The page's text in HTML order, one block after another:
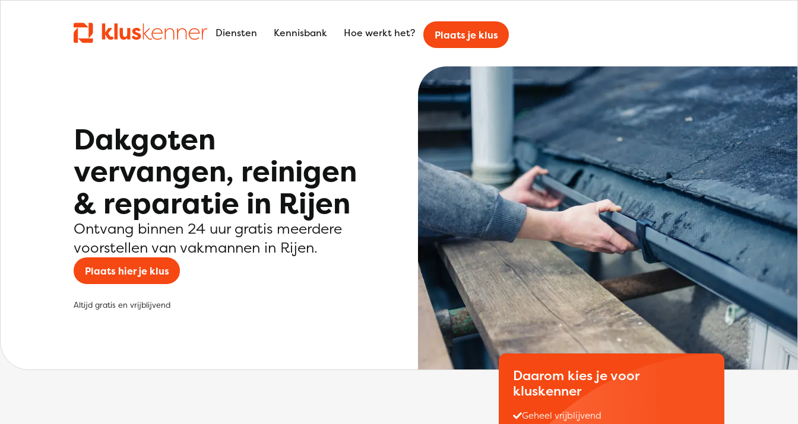
Diensten Kennisbank Hoe werkt het? Plaats je klus
Dakgoten
vervangen, reinigen
& reparatie in Rijen
Ontvang binnen 24 uur gratis meerdere
voorstellen van vakmannen in Rijen.
Plaats hier je klus
Altijd gratis en vrijblijvend
Daarom kies je voor
kluskenner
Geheel vrijblijvend